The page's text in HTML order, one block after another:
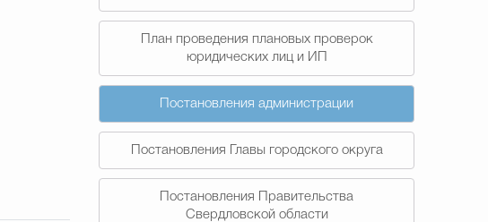
План проведения плановых проверок
юридических лиц и ИП
Постановления администрации
Постановления Главы городского округа
Постановления Правительства
Свердловской области